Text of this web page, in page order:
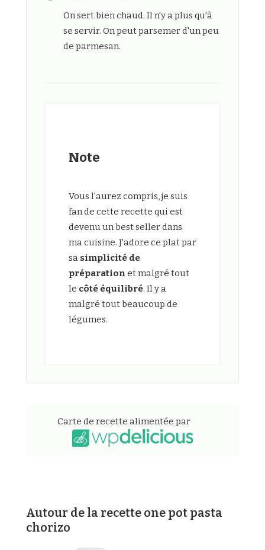
On sert bien chaud. Il n'y a plus qu'à
se servir. On peut parsemer d'un peu
de parmesan.
Note
Vous l'aurez compris, je suis
fan de cette recette qui est
devenu un best seller dans
ma cuisine. J'adore ce plat par
sa simplicité de
préparation et malgré tout
le côté équilibré. Il y a
malgré tout beaucoup de
légumes.
Carte de recette alimentée par
Autour de la recette one pot pasta
chorizo